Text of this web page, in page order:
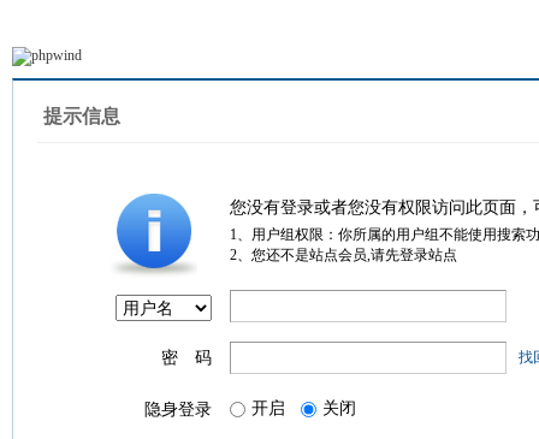
提示信息
您没有登录或者您没有权限访问此页面
1、用户组权限：你所属的用户组不能使用搜索
2、您还不是站点会员,请先登录站点
密 码 找
隐身登录 开启 关闭